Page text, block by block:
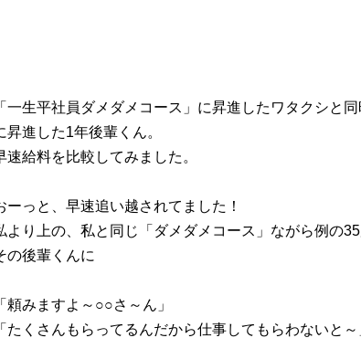
「一生平社員ダメダメコース」に昇進したワタクシと
昇進した1年後輩くん。
速給料を比較してみました。
ーっと、早速追い越されてました！
より上の、私と同じ「ダメダメコース」ながら例の
の後輩くんに
「頼みますよ～○○さ～ん」
「たくさんもらってるんだから仕事してもらわないと～